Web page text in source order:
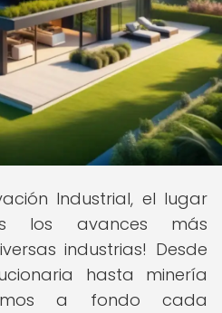
Industrial, el lugar
los avances más
industrias! Desde
hasta minería
a fondo cada